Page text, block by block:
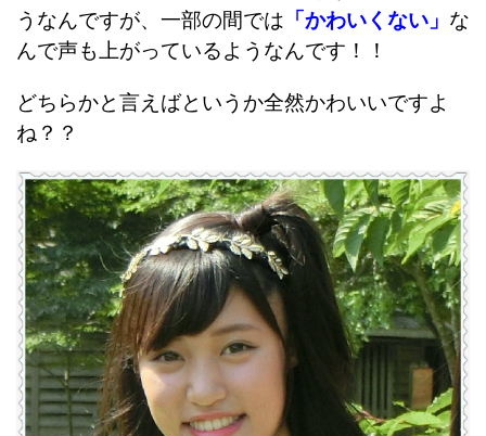
うなんですが、一部の間では 「かわいくない」 な
んで声も上がっているようなんです！！
どちらかと言えばというか全然かわいいですよ
ね？？